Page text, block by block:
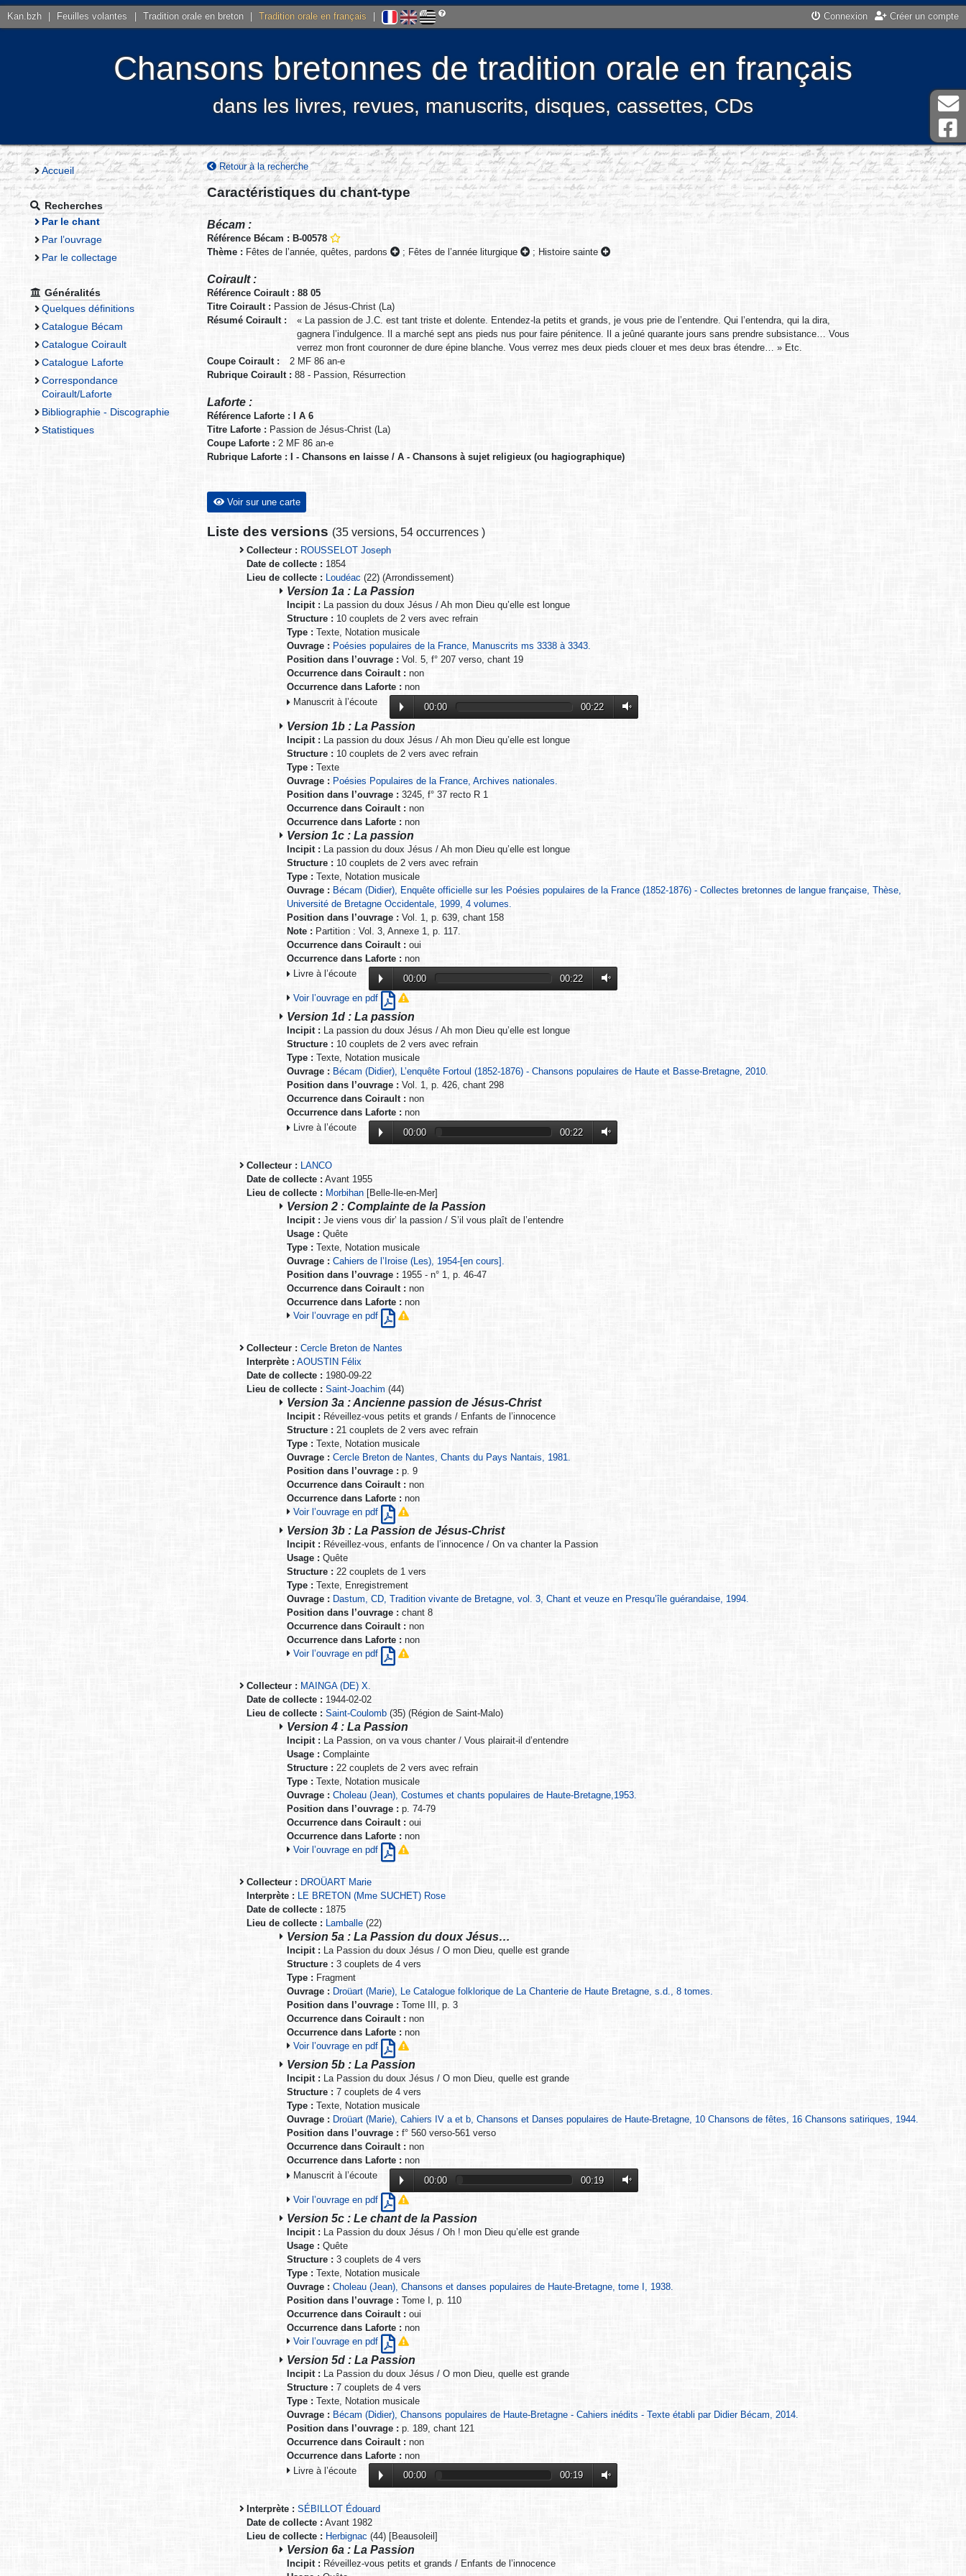
Kan.bzh Feuilles volantes Tradition orale en breton Tradition orale en français Connexion Créer un compte
Chansons bretonnes de tradition orale en français
dans les livres, revues, manuscrits, disques, cassettes, CDs
Accueil
Recherches
Par le chant
Par l’ouvrage
Par le collectage
Généralités
Quelques définitions
Catalogue Bécam
Catalogue Coirault
Catalogue Laforte
Correspondance
Coirault/Laforte
Bibliographie - Discographie
Statistiques
Retour à la recherche
Caractéristiques du chant-type
Bécam :
Référence Bécam : B-00578
Thème : Fêtes de l’année, quêtes, pardons ; Fêtes de l’année liturgique ; Histoire sainte
Coirault :
Référence Coirault : 88 05
Titre Coirault : Passion de Jésus-Christ (La)
Résumé Coirault :
« La passion de J.C. est tant triste et dolente. Entendez-la petits et grands, je vous prie de l’entendre. Qui l’entendra, qui la dira,
gagnera l’indulgence. Il a marché sept ans pieds nus pour faire pénitence. Il a jeûné quarante jours sans prendre subsistance… Vous
verrez mon front couronner de dure épine blanche. Vous verrez mes deux pieds clouer et mes deux bras étendre… » Etc.
Coupe Coirault :
2 MF 86 an-e
Rubrique Coirault : 88 - Passion, Résurrection
Laforte :
Référence Laforte : I A 6
Titre Laforte : Passion de Jésus-Christ (La)
Coupe Laforte : 2 MF 86 an-e
Rubrique Laforte : I - Chansons en laisse / A - Chansons à sujet religieux (ou hagiographique)
Voir sur une carte
Liste des versions (35 versions, 54 occurrences )
Collecteur : ROUSSELOT Joseph
Date de collecte : 1854
Lieu de collecte : Loudéac (22) (Arrondissement)
Version 1a : La Passion
Incipit : La passion du doux Jésus / Ah mon Dieu qu’elle est longue
Structure : 10 couplets de 2 vers avec refrain
Type : Texte, Notation musicale
Ouvrage : Poésies populaires de la France, Manuscrits ms 3338 à 3343.
Position dans l’ouvrage : Vol. 5, f° 207 verso, chant 19
Occurrence dans Coirault :non
Occurrence dans Laforte : non
Manuscrit à l’écoute
00:00 00:22
Version 1b : La Passion
Incipit : La passion du doux Jésus / Ah mon Dieu qu’elle est longue
Structure : 10 couplets de 2 vers avec refrain
Type : Texte
Ouvrage : Poésies Populaires de la France, Archives nationales.
Position dans l’ouvrage : 3245, f° 37 recto R 1
Occurrence dans Coirault : non
Occurrence dans Laforte : non
Version 1c : La passion
Incipit : La passion du doux Jésus / Ah mon Dieu qu’elle est longue
Structure : 10 couplets de 2 vers avec refrain
Type : Texte, Notation musicale
Ouvrage : Bécam (Didier), Enquête officielle sur les Poésies populaires de la France (1852-1876) - Collectes bretonnes de langue française, Thèse,
Université de Bretagne Occidentale, 1999, 4 volumes.
Position dans l’ouvrage : Vol. 1, p. 639, chant 158
Note : Partition : Vol. 3, Annexe 1, p. 117.
Occurrence dans Coirault : oui
Occurrence dans Laforte : non
Livre à l’écoute
00:00
00:22
Voir l’ouvrage en pdf
Version 1d : La passion
Incipit :La passion du doux Jésus / Ah mon Dieu qu’elle est longue
Structure : 10 couplets de 2 vers avec refrain
Type :Texte, Notation musicale
Ouvrage : Bécam (Didier), L’enquête Fortoul (1852-1876) - Chansons populaires de Haute et Basse-Bretagne, 2010.
Position dans l’ouvrage :Vol. 1, p. 426, chant 298
Occurrence dans Coirault : non
Occurrence dans Laforte : non
Livre à l’écoute
00:00 00:22
Collecteur : LANCO
Date de collecte : Avant 1955
Lieu de collecte : Morbihan [Belle-Ile-en-Mer]
Version 2 : Complainte de la Passion
Incipit : Je viens vous dir’ la passion / S’il vous plaît de l’entendre
Usage : Quête
Type : Texte, Notation musicale
Ouvrage : Cahiers de l’Iroise (Les), 1954-[en cours].
Position dans l’ouvrage : 1955 - n° 1, p. 46-47
Occurrence dans Coirault : non
Occurrence dans Laforte : non
Voir l’ouvrage en pdf
Collecteur : Cercle Breton de Nantes
Interprète : AOUSTIN Félix
Date de collecte : 1980-09-22
Lieu de collecte : Saint-Joachim (44)
Version 3a : Ancienne passion de Jésus-Christ
Incipit : Réveillez-vous petits et grands / Enfants de l’innocence
Structure :21 couplets de 2 vers avec refrain
Type : Texte, Notation musicale
Ouvrage : Cercle Breton de Nantes, Chants du Pays Nantais, 1981.
Position dans l’ouvrage : p. 9
Occurrence dans Coirault : non
Occurrence dans Laforte : non
Voir l’ouvrage en pdf
Version 3b : La Passion de Jésus-Christ
Incipit : Réveillez-vous, enfants de l’innocence / On va chanter la Passion
Usage : Quête
Structure : 22 couplets de 1 vers
Type :Texte, Enregistrement
Ouvrage : Dastum, CD, Tradition vivante de Bretagne, vol. 3, Chant et veuze en Presqu’île guérandaise, 1994.
Position dans l’ouvrage :chant 8
Occurrence dans Coirault :non
Occurrence dans Laforte : non
Voir l’ouvrage en pdf
Collecteur : MAINGA (DE) X.
Date de collecte : 1944-02-02
Lieu de collecte : Saint-Coulomb (35) (Région de Saint-Malo)
Version 4 : La Passion
Incipit : La Passion, on va vous chanter / Vous plairait-il d’entendre
Usage :Complainte
Structure : 22 couplets de 2 vers avec refrain
Type :Texte, Notation musicale
Ouvrage : Choleau (Jean), Costumes et chants populaires de Haute-Bretagne,1953.
Position dans l’ouvrage : p. 74-79
Occurrence dans Coirault : oui
Occurrence dans Laforte : non
Voir l’ouvrage en pdf
Collecteur : DROÜART Marie
Interprète : LE BRETON (Mme SUCHET) Rose
Date de collecte : 1875
Lieu de collecte : Lamballe (22)
Version 5a : La Passion du doux Jésus…
Incipit :La Passion du doux Jésus / O mon Dieu, quelle est grande
Structure : 3 couplets de 4 vers
Type : Fragment
Ouvrage : Droüart (Marie), Le Catalogue folklorique de La Chanterie de Haute Bretagne, s.d., 8 tomes.
Position dans l’ouvrage : Tome III, p. 3
Occurrence dans Coirault : non
Occurrence dans Laforte : non
Voir l’ouvrage en pdf
Version 5b : La Passion
Incipit : La Passion du doux Jésus / O mon Dieu, quelle est grande
Structure : 7 couplets de 4 vers
Type :Texte, Notation musicale
Ouvrage : Droüart (Marie), Cahiers IV a et b, Chansons et Danses populaires de Haute-Bretagne, 10 Chansons de fêtes, 16 Chansons satiriques, 1944.
Position dans l’ouvrage : f° 560 verso-561 verso
Occurrence dans Coirault : non
Occurrence dans Laforte :non
Manuscrit à l’écoute
00:00
00:19
Voir l’ouvrage en pdf
Version 5c : Le chant de la Passion
Incipit : La Passion du doux Jésus / Oh ! mon Dieu qu’elle est grande
Usage :Quête
Structure :3 couplets de 4 vers
Type : Texte, Notation musicale
Ouvrage : Choleau (Jean), Chansons et danses populaires de Haute-Bretagne, tome I, 1938.
Position dans l’ouvrage : Tome I, p. 110
Occurrence dans Coirault : oui
Occurrence dans Laforte : non
Voir l’ouvrage en pdf
Version 5d : La Passion
Incipit : La Passion du doux Jésus / O mon Dieu, quelle est grande
Structure :7 couplets de 4 vers
Type : Texte, Notation musicale
Ouvrage : Bécam (Didier), Chansons populaires de Haute-Bretagne - Cahiers inédits - Texte établi par Didier Bécam, 2014.
Position dans l’ouvrage : p. 189, chant 121
Occurrence dans Coirault : non
Occurrence dans Laforte : non
Livre à l’écoute
00:00 00:19
Interprète : SÉBILLOT Édouard
Date de collecte : Avant 1982
Lieu de collecte : Herbignac (44) [Beausoleil]
Version 6a : La Passion
Incipit : Réveillez-vous petits et grands / Enfants de l’innocence